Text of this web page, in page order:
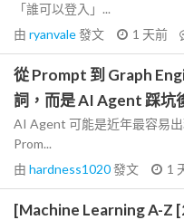
「誰可以登入」...
由 ryanvale發文 1 天前
從 Prompt 到 Graph
詞，而是 AI Agent 踩坑
AI Agent 可能是近年最容易
Prom...
由 hardness1020發文 1
[Machine Learning A-Z